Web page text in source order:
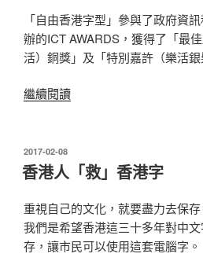
「自由香港字型」參與了政府資
辦的ICT AWARDS，獲得了「最
活）銅獎」及「特別嘉許（樂活
繼續閱讀“參
獲
「最
佳
生
發
表
於
2017-02-08
香港人「救」香港字
重視自己的文化，就要盡力去保存
我們是希望香港這三十多年對中
存，讓市民可以使用這套電腦字。